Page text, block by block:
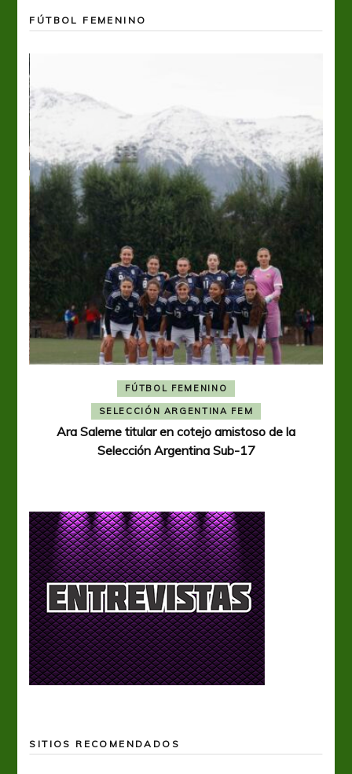
FÚTBOL FEMENINO
FÚTBOL FEMENINO
SELECCIÓN ARGENTINA FEM
Ara Saleme titular en cotejo amistoso de la
Selección Argentina Sub-17
SITIOS RECOMENDADOS